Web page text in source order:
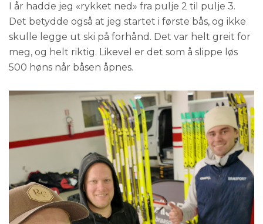
I år hadde jeg «rykket ned» fra pulje 2 til pulje 3.
Det betydde også at jeg startet i første bås, og ikke
skulle legge ut ski på forhånd. Det var helt greit for
meg, og helt riktig. Likevel er det som å slippe løs
500 høns når båsen åpnes.